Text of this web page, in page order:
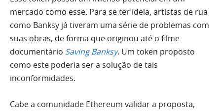
mercado como esse. Para se ter ideia, artistas de rua
como Banksy já tiveram uma série de problemas com
suas obras, de forma que originou até o filme
documentário Saving Banksy. Um token proposto
como este poderia ser a solução de tais
inconformidades.
Cabe a comunidade Ethereum validar a proposta,